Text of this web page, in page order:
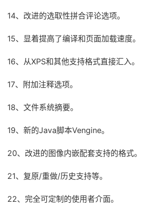
14、改进的选取性拼合评论选项。
15、显着提高了编译和页面加载速度。
16、从XPS和其他支持格式直接汇入。
17、附加注释选项。
18、文件系统摘要。
19、新的Java脚本Vengine。
20、改进的图像内嵌配套支持的格式。
21、复原/重做/历史支持等。
22、完全可定制的使用者介面。